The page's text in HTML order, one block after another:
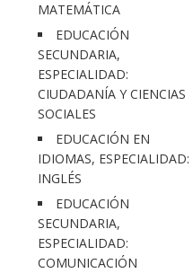
MATEMÁTICA
EDUCACIÓN
SECUNDARIA,
ESPECIALIDAD:
CIUDADANÍA Y CIENCIAS
SOCIALES
EDUCACIÓN EN
IDIOMAS, ESPECIALIDAD:
INGLÉS
EDUCACIÓN
SECUNDARIA,
ESPECIALIDAD:
COMUNICACIÓN